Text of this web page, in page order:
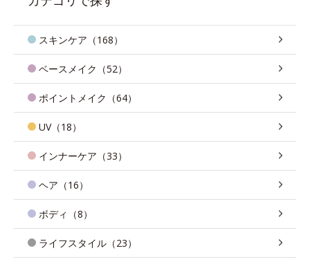
スキンケア（168）
ベースメイク（52）
ポイントメイク（64）
UV（18）
インナーケア（33）
ヘア（16）
ボディ（8）
ライフスタイル（23）